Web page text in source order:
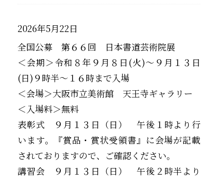
2026年5月22日
全国公募 第６６回 日本書道芸術院展
＜会期＞令和８年９月８日(火)～９月１３日
(日)９時半～１６時まで入場
＜会場＞大阪市立美術館 天王寺ギャラリー
＜入場料＞無料
表彰式 ９月１３日（日） 午後１時より行
います。『賞品・賞状受領書』に会場が記載
されておりますので、ご確認ください。
講習会 ９月１３日（日） 午後２時半より